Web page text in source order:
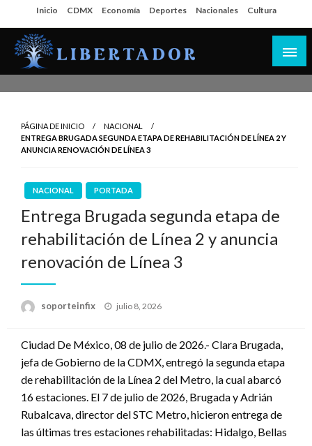
al
contenido
Inicio CDMX Economía Deportes Nacionales Cultura
PÁGINA DE INICIO
NACIONAL
ENTREGA BRUGADA SEGUNDA ETAPA DE REHABILITACIÓN DE LÍNEA 2 Y
ANUNCIA RENOVACIÓN DE LÍNEA 3
NACIONAL PORTADA
Entrega Brugada segunda etapa de
rehabilitación de Línea 2 y anuncia
renovación de Línea 3
soporteinfix
Publicado
julio 8, 2026
Ciudad De México, 08 de julio de 2026.- Clara Brugada,
jefa de Gobierno de la CDMX, entregó la segunda etapa
de rehabilitación de la Línea 2 del Metro, la cual abarcó
16 estaciones. El 7 de julio de 2026, Brugada y Adrián
Rubalcava, director del STC Metro, hicieron entrega de
las últimas tres estaciones rehabilitadas: Hidalgo, Bellas